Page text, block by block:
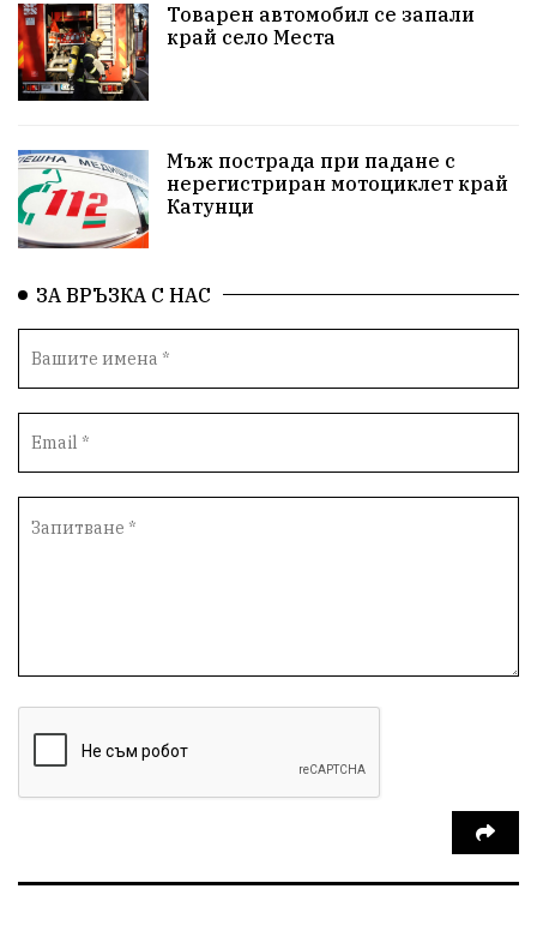
досъдебно производство Добро дело
Благотворителност
Репресии домашно насилие фолклор
Пътна безопасност ГДБОП
Изложба
марихуана Илинденци
Моторист Театър шофьор 24 май
Товарен автомобил се запали
край село Места
Мъж пострада при падане с
нерегистриран мотоциклет край
Катунци
ЗА ВРЪЗКА С НАС